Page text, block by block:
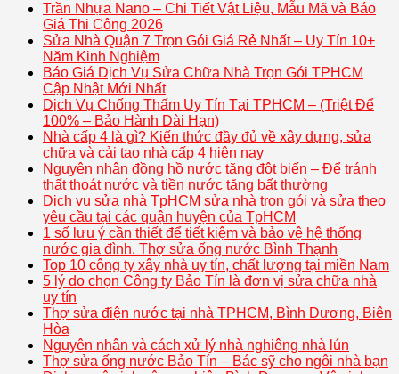
Trần Nhựa Nano – Chi Tiết Vật Liệu, Mẫu Mã và Báo
Giá Thi Công 2026
Sửa Nhà Quận 7 Trọn Gói Giá Rẻ Nhất – Uy Tín 10+
Năm Kinh Nghiệm
Báo Giá Dịch Vụ Sửa Chữa Nhà Trọn Gói TPHCM
Cập Nhật Mới Nhất
Dịch Vụ Chống Thấm Uy Tín Tại TPHCM – (Triệt Để
100% – Bảo Hành Dài Hạn)
Nhà cấp 4 là gì? Kiến thức đầy đủ về xây dựng, sửa
chữa và cải tạo nhà cấp 4 hiện nay
Nguyên nhân đồng hồ nước tăng đột biến – Để tránh
thất thoát nước và tiền nước tăng bất thường
Dịch vụ sửa nhà TpHCM sửa nhà trọn gói và sửa theo
yêu cầu tại các quận huyện của TpHCM
1 số lưu ý cần thiết để tiết kiệm và bảo vệ hệ thống
nước gia đình. Thợ sửa ống nước Bình Thạnh
Top 10 công ty xây nhà uy tín, chất lượng tại miền Nam
5 lý do chọn Công ty Bảo Tín là đơn vị sửa chữa nhà
uy tín
Thợ sửa điện nước tại nhà TPHCM, Bình Dương, Biên
Hòa
Nguyên nhân và cách xử lý nhà nghiêng nhà lún
Thợ sửa ống nước Bảo Tín – Bác sỹ cho ngôi nhà bạn